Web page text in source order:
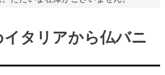
タリアから仏バニ